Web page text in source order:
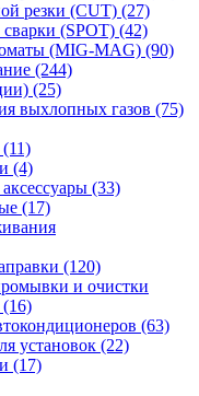
резки (CUT) (27)
(SPOT) (42)
(MIG-MAG) (90)
(244)
(25)
выхлопных газов (75)
(11)
(4)
(33)
(17)
(120)
и очистки
(16)
(63)
установок (22)
(17)